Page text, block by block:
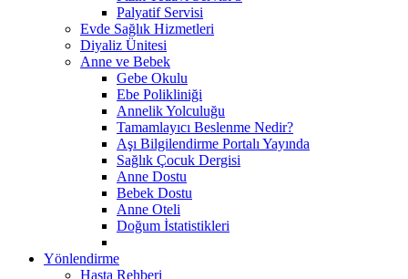
Palyatif Servisi
Evde Sağlık Hizmetleri
Diyaliz Ünitesi
Anne ve Bebek
Gebe Okulu
Ebe Polikliniği
Annelik Yolculuğu
Tamamlayıcı Beslenme Nedir?
Aşı Bilgilendirme Portalı Yayında
Sağlık Çocuk Dergisi
Anne Dostu
Bebek Dostu
Anne Oteli
Doğum İstatistikleri
Yönlendirme
Hasta Rehberi